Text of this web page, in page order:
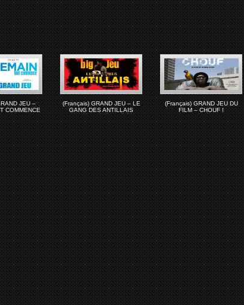
JEU –
COMMENCE
(Français) GRAND JEU – LE
GANG DES ANTILLAIS
(Français) GRAND JEU DU
FILM – CHOUF !